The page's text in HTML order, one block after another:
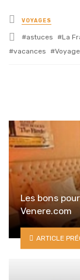
Posted
in
VOYAGES
Tagged
astuces La
vacances
Voyage
Les bons
Venere.com
ARTICLE